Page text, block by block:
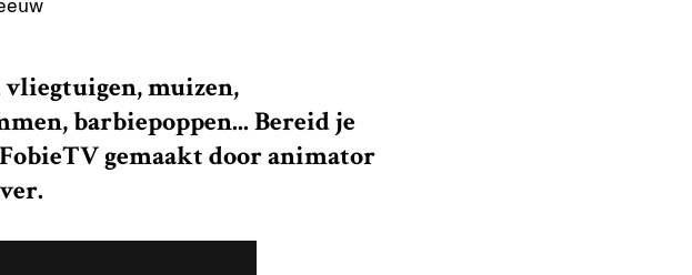
vliegtuigen, muizen,
barbiepoppen... Bereid je
gemaakt door animator